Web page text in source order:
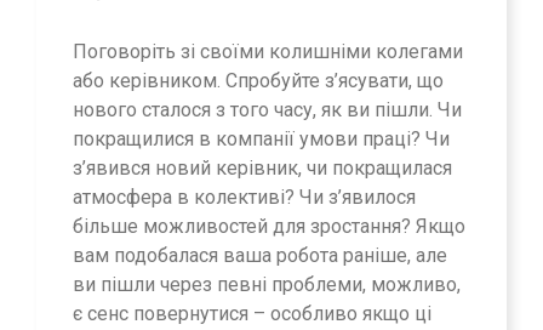
Поговоріть зі своїми колишніми колегами
або керівником. Спробуйте з’ясувати, що
нового сталося з того часу, як ви пішли. Чи
покращилися в компанії умови праці? Чи
з’явився новий керівник, чи покращилася
атмосфера в колективі? Чи з’явилося
більше можливостей для зростання? Якщо
вам подобалася ваша робота раніше, але
ви пішли через певні проблеми, можливо,
є сенс повернутися – особливо якщо ці